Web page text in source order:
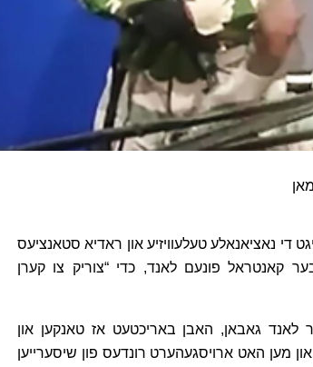
די נאציאנאלע טעלעוויזיע און ראדיא סטאנציעס
קאנטראל פונעם לאנד, כדי “צוריק צו קערן
לאנד גאבאן, האבן באריכטעט אז טאנקען און
מען האט ארויסגעהערט רונדעס פון שיסערייען